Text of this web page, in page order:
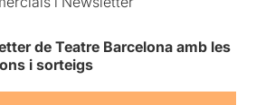
de Teatre Barcelona amb les
i sorteigs